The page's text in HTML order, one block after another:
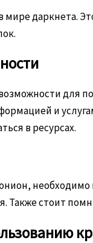
мире даркнета.
для
и
в ресурсах.
Также стоит